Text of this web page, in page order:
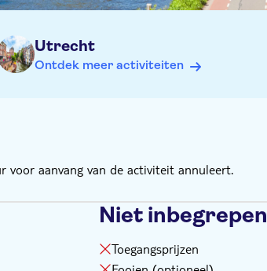
Utrecht
Ontdek meer activiteiten
aanvang van de activiteit annuleert.
Niet inbegrepen
Toegangsprijzen